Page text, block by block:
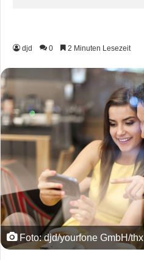
djd 0 2 Minuten Lesezeit
Foto: djd/yourfone GmbH/thx